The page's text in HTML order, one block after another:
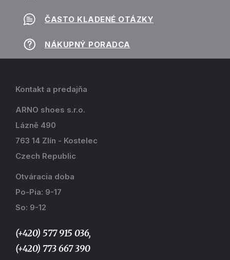
ČASTO KLADENÉ OTÁZKY
NÁKUPNÝ PORADCA
Kontakt a predajňa
ARNO shoes s.r.o.
Lázně 490
763 14 Zlín - Kostelec
Czech Republic
Otváracia doba
Po-Pia: 9-17
So: 9-12
(+420) 577 915 036,
(+420) 773 667 390